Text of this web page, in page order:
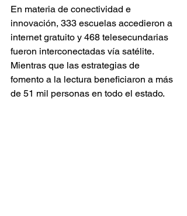
En materia de conectividad e
innovación, 333 escuelas accedieron a
internet gratuito y 468 telesecundarias
fueron interconectadas vía satélite.
Mientras que las estrategias de
fomento a la lectura beneficiaron a más
de 51 mil personas en todo el estado.